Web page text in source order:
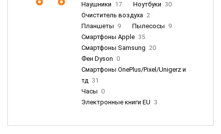
Наушники 17 Ноутбуки 30
Очиститель воздуха 2
Планшеты 9 Пылесосы 9
Смартфоны Apple 35
Смартфоны Samsung 20
Фен Dyson 0
Смартфоны OnePlus/Pixel/Unigerz и
тд 31
Часы 0
Электронные книги EU 3